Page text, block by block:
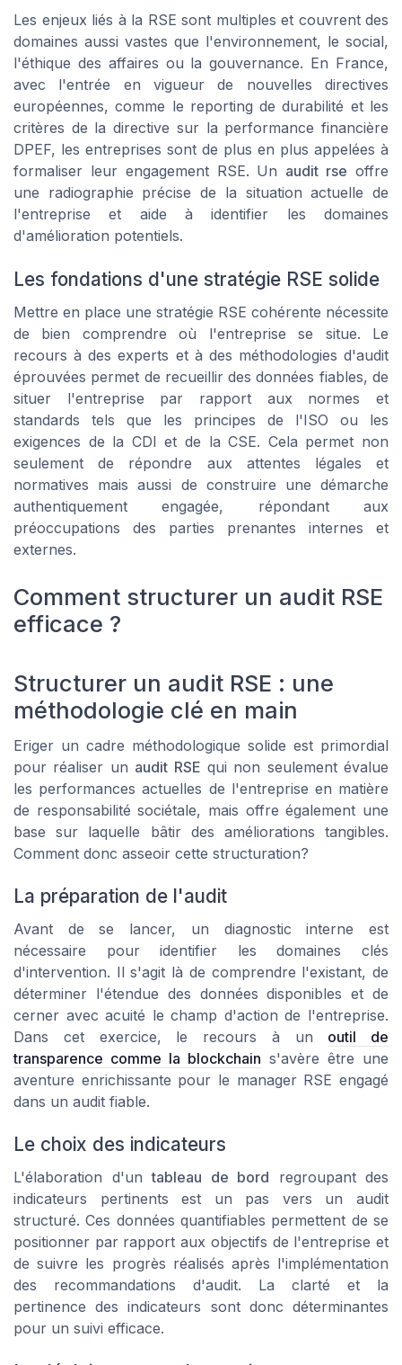
Les enjeux liés à la RSE sont multiples et couvrent des
domaines aussi vastes que l'environnement, le social,
l'éthique des affaires ou la gouvernance. En France,
avec l'entrée en vigueur de nouvelles directives
européennes, comme le reporting de durabilité et les
critères de la directive sur la performance financière
DPEF, les entreprises sont de plus en plus appelées à
formaliser leur engagement RSE. Un audit rse offre
une radiographie précise de la situation actuelle de
l'entreprise et aide à identifier les domaines
d'amélioration potentiels.
Les fondations d'une stratégie RSE solide
Mettre en place une stratégie RSE cohérente nécessite
de bien comprendre où l'entreprise se situe. Le
recours à des experts et à des méthodologies d'audit
éprouvées permet de recueillir des données fiables, de
situer l'entreprise par rapport aux normes et
standards tels que les principes de l'ISO ou les
exigences de la CDI et de la CSE. Cela permet non
seulement de répondre aux attentes légales et
normatives mais aussi de construire une démarche
authentiquement engagée, répondant aux
préoccupations des parties prenantes internes et
externes.
Comment structurer un audit RSE
efficace ?
Structurer un audit RSE : une
méthodologie clé en main
Eriger un cadre méthodologique solide est primordial
pour réaliser un audit RSE qui non seulement évalue
les performances actuelles de l'entreprise en matière
de responsabilité sociétale, mais offre également une
base sur laquelle bâtir des améliorations tangibles.
Comment donc asseoir cette structuration?
La préparation de l'audit
Avant de se lancer, un diagnostic interne est
nécessaire pour identifier les domaines clés
d'intervention. Il s'agit là de comprendre l'existant, de
déterminer l'étendue des données disponibles et de
cerner avec acuité le champ d'action de l'entreprise.
Dans cet exercice, le recours à un outil de
transparence comme la blockchain s'avère être une
aventure enrichissante pour le manager RSE engagé
dans un audit fiable.
Le choix des indicateurs
L'élaboration d'untableau de bord regroupant des
indicateurs pertinents est un pas vers un audit
structuré. Ces données quantifiables permettent de se
positionner par rapport aux objectifs de l'entreprise et
de suivre les progrès réalisés après l'implémentation
des recommandations d'audit. La clarté et la
pertinence des indicateurs sont donc déterminantes
pour un suivi efficace.